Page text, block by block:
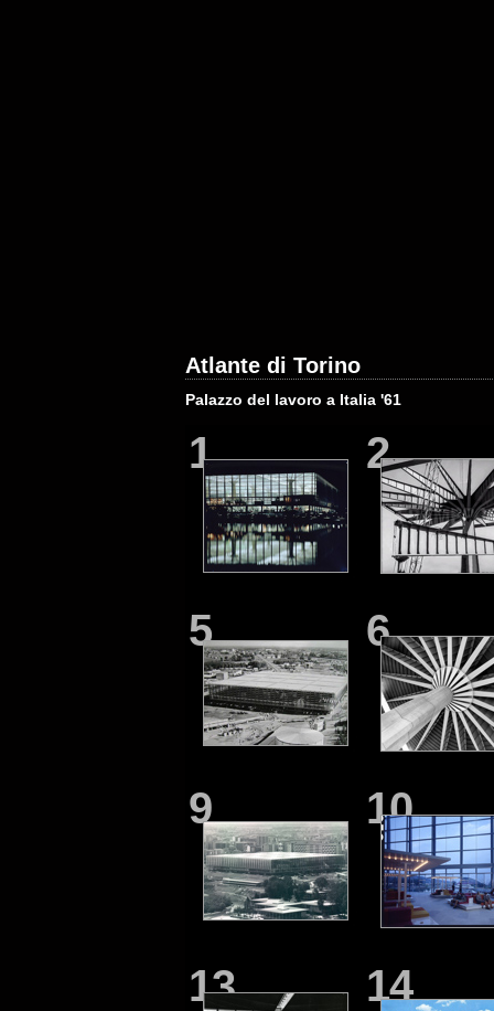
Atlante di Torino
Palazzo del lavoro a Italia '61
1 2
5 6
9 10
13 14